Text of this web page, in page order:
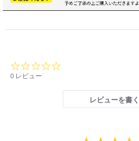
0 レビュー
レビューを書く